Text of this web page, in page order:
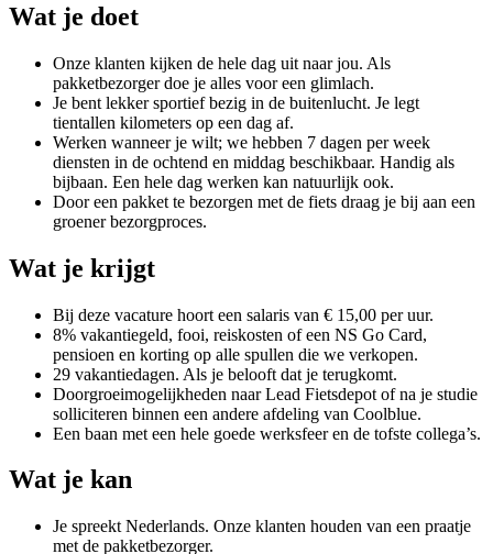
Wat je doet
Onze klanten kijken de hele dag uit naar jou. Als
pakketbezorger doe je alles voor een glimlach.
Je bent lekker sportief bezig in de buitenlucht. Je legt
tientallen kilometers op een dag af.
Werken wanneer je wilt; we hebben 7 dagen per week
diensten in de ochtend en middag beschikbaar. Handig als
bijbaan. Een hele dag werken kan natuurlijk ook.
Door een pakket te bezorgen met de fiets draag je bij aan een
groener bezorgproces.
Wat je krijgt
Bij deze vacature hoort een salaris van € 15,00 per uur.
8% vakantiegeld, fooi, reiskosten of een NS Go Card,
pensioen en korting op alle spullen die we verkopen.
29 vakantiedagen. Als je belooft dat je terugkomt.
Doorgroeimogelijkheden naar Lead Fietsdepot of na je studie
solliciteren binnen een andere afdeling van Coolblue.
Een baan met een hele goede werksfeer en de tofste collega’s.
Wat je kan
Je spreekt Nederlands. Onze klanten houden van een praatje
met de pakketbezorger.